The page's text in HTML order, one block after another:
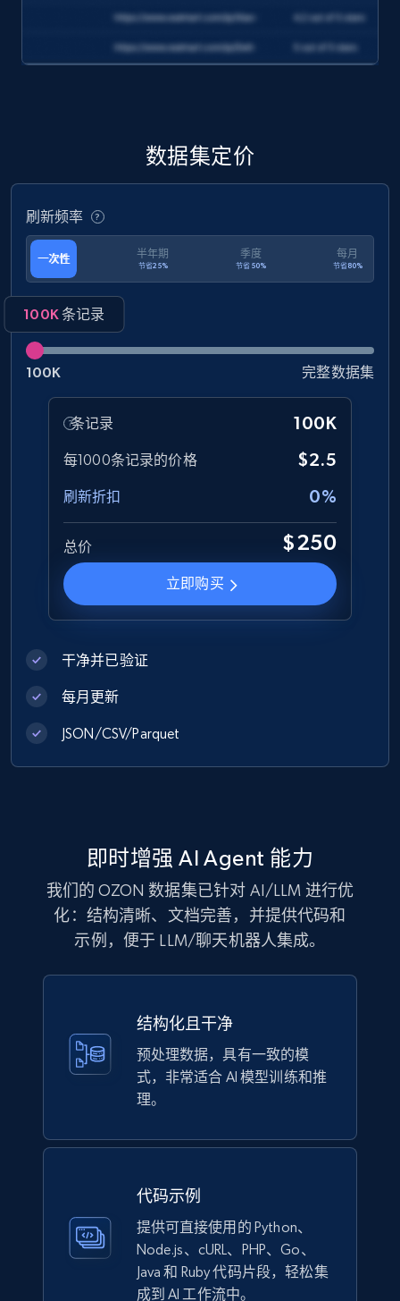
URL, Product id, Title, Product description,
1.3K+
Amazon Walmart
URL, Title amazon, Seller name amazon, Brand
amazon, Description amazon, Initial price
amazon, Currency amazon, Availability amazon,
and more.
eCommerce
1.2K+ 立即购买
Zara - Products
Category id, Product id, Product name, Price,
Currency, Colour code, Colour, Description, and
eCommerce
URL, Product id, Title, Images, Final price,
Currency, Discount, Initial price, and more.
eCommerce
Lowes.com
URL, Domain, Marketplace pn, Sku, Other pn,
more.
991+ 162+ 立即购买
数据集定价
刷新频率
一次性 半年期
节省25%
季度
节省50%
每月
节省80%
100K条记录
100K 完整数据集
条记录 100K
每1000条记录的价格 $2.5
刷新折扣 0%
总价 $250
立即购买
干净并已验证
每月更新
JSON/CSV/Parquet
即时增强 AI Agent 能力
我们的 OZON 数据集已针对 AI/LLM 进行优
化：结构清晰、文档完善，并提供代码和
示例，便于 LLM/聊天机器人集成。
结构化且干净
预处理数据，具有一致的模
式，非常适合 AI 模型训练和推
理。
代码示例
提供可直接使用的 Python、
Node.js、cURL、PHP、Go、
Java 和 Ruby 代码片段，轻松集
成到 AI 工作流中。